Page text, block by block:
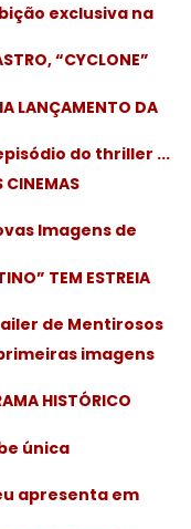
exclusiva na
“CYCLONE”
LANÇAMENTO DA
do thriller ...
CINEMAS
Imagens de
TEM ESTREIA
de Mentirosos
imagens
HISTÓRICO
única
apresenta em